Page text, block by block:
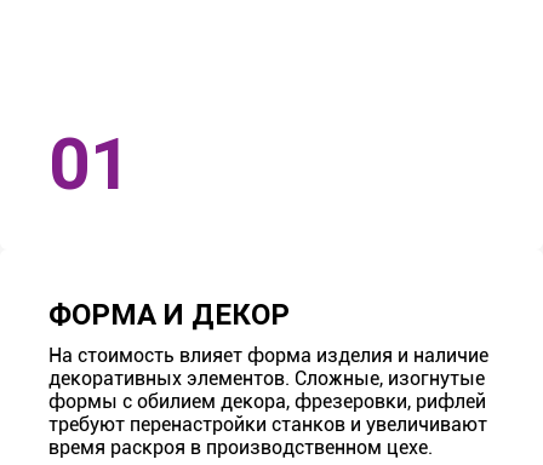
ФОРМА И ДЕКОР
На стоимость влияет форма изделия и наличие
декоративных элементов. Сложные, изогнутые
формы с обилием декора, фрезеровки, рифлей
требуют перенастройки станков и увеличивают
время раскроя в производственном цехе.